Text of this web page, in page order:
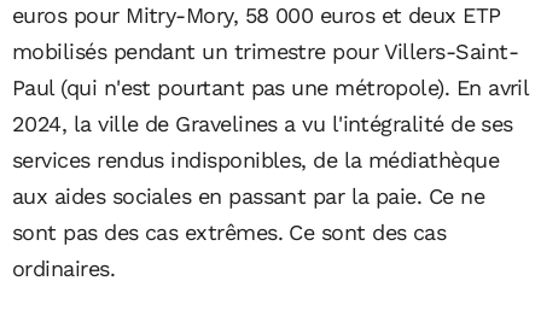
euros pour Mitry-Mory, 58 000 euros et deux ETP
mobilisés pendant un trimestre pour Villers-Saint-
Paul (qui n'est pourtant pas une métropole). En avril
2024, la ville de Gravelines a vu l'intégralité de ses
services rendus indisponibles, de la médiathèque
aux aides sociales en passant par la paie. Ce ne
sont pas des cas extrêmes. Ce sont des cas
ordinaires.